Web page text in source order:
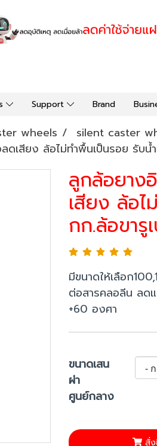
Support Brand
wheels silent caster
เสียง ล้อไม่ทำพื้นเป็นรอย รับ
ลูกล้อยาง
เสียง ล้อ
กก.ล้อขารู
มีขนาดให้เลือก
ต่อสารคลอลีน ลด
+60 องศา
ขนาดเสน
ผ่า
ศูนย์กลาง
สั่